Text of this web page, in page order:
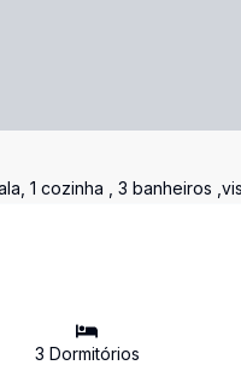
1 cozinha , 3 banheiros
3 Dormitórios